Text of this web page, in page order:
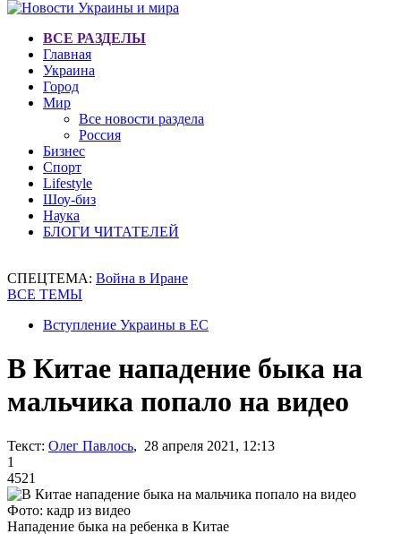
ВСЕ РАЗДЕЛЫ
Главная
Украина
Город
Мир
Все новости раздела
Россия
Бизнес
Спорт
Lifestyle
Шоу-биз
Наука
БЛОГИ ЧИТАТЕЛЕЙ
СПЕЦТЕМА: Война в Иране
ВСЕ ТЕМЫ
Вступление Украины в ЕС
В Китае нападение быка на
мальчика попало на видео
Текст: Олег Павлось, 28 апреля 2021, 12:13
1
4521
Фото: кадр из видео
Нападение быка на ребенка в Китае